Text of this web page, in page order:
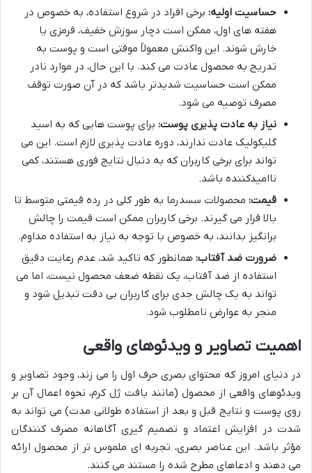
حساسیت اولیه: برخی افراد در شروع استفاده، به خصوص در
هفته های اول، ممکن است دچار سوزش خفیف، قرمزی یا
خارش شوند. این واکنش معمولاً موقتی است و پوست به
تدریج به محصول عادت می کند. با این حال، در موارد نادر
ممکن است حساسیت شدیدتر باشد که در آن صورت توقف
مصرف توصیه می شود.
نیاز به عادت پذیری پوست: برای پوست هایی که به اسید
گلیکولیک عادت ندارند، دوره عادت پذیری لازم است. این می
تواند برای برخی کاربران که به دنبال نتایج فوری هستند، کمی
ناامیدکننده باشد.
قیمت: محصولات سسدرما به طور کلی در رده قیمتی متوسط تا
بالا قرار می گیرند. برخی کاربران ممکن است قیمت را چالش
برانگیز بدانند، به خصوص با توجه به نیاز به استفاده مداوم.
ضرورت ضد آفتاب: همانطور که تاکید شد، عدم رعایت دقیق
استفاده از ضد آفتاب، یک نقطه ضعف محصول نیست، اما می
تواند به یک چالش جدی برای کاربران بی دقت تبدیل شود و
منجر به عوارض نامطلوب شود.
اهمیت تصاویر و ویدئوهای واقعی
در دنیای امروز که محتوای بصری حرف اول را می زند، وجود تصاویر و
ویدئوهای واقعی از محصول (مانند بافت ژل کرم، نحوه اعمال آن بر
روی پوست و نتایج قبل و بعد از استفاده طولانی مدت) می تواند به
شدت در افزایش اعتماد و تصمیم گیری آگاهانه مصرف کنندگان
مؤثر باشد. این عناصر بصری، تجربه ای ملموس تر از محصول ارائه
می دهند و ادعاهای مطرح شده را مستند می کنند.